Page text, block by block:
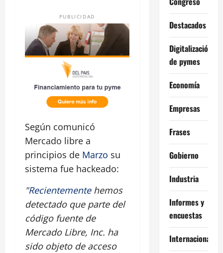
PUBLICIDAD
Según comunicó
Mercado libre a
principios de Marzo su
sistema fue hackeado:
"Recientementehemos
detectado que parte del
código fuente de
Mercado Libre, Inc. ha
sido objeto de acceso
Destacados
Digitalización
de pymes
Economía
Empresas
Frases
Gobierno
Industria
Informes y
encuestas
Internacional